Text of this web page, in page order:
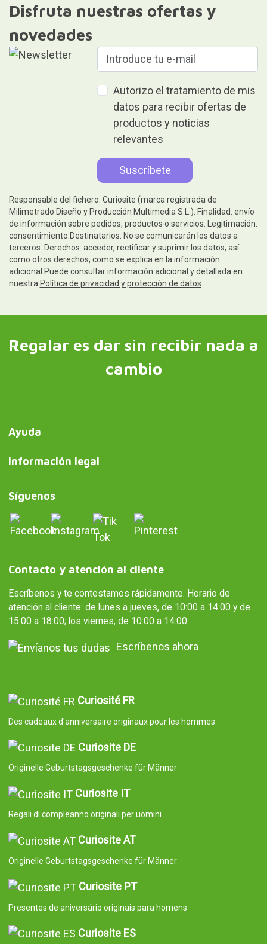
Disfruta nuestras ofertas y
novedades
Autorizo el tratamiento de mis
datos para recibir ofertas de
productos y noticias
relevantes
Responsable del fichero: Curiosite (marca registrada de
Milimetrado Diseño y Producción Multimedia S.L.). Finalidad: envío
de información sobre pedidos, productos o servicios. Legitimación:
consentimiento.Destinatarios: No se comunicarán los datos a
terceros. Derechos: acceder, rectificar y suprimir los datos, así
como otros derechos, como se explica en la información
adicional.Puede consultar información adicional y detallada en
nuestra Política de privacidad y protección de datos
Regalar es dar sin recibir nada a
cambio
Ayuda
Información legal
Síguenos
Contacto y atención al cliente
Escríbenos y te contestamos rápidamente. Horario de
atención al cliente: de lunes a jueves, de 10:00 a 14:00 y de
15:00 a 18:00; los viernes, de 10:00 a 14:00.
Escríbenos ahora
Curiosité FR
Des cadeaux d'anniversaire originaux pour les hommes
Curiosite DE
Originelle Geburtstagsgeschenke für Männer
Curiosite IT
Regali di compleanno originali per uomini
Curiosite AT
Originelle Geburtstagsgeschenke für Männer
Curiosite PT
Presentes de aniversário originais para homens
Curiosite ES